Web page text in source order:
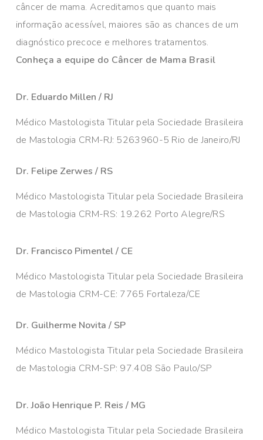
câncer de mama. Acreditamos que quanto mais
informação acessível, maiores são as chances de um
diagnóstico precoce e melhores tratamentos.
Conheça a equipe do Câncer de Mama Brasil
Dr. Eduardo Millen / RJ
Médico Mastologista Titular pela Sociedade Brasileira
de Mastologia CRM-RJ: 5263960-5 Rio de Janeiro/RJ
Dr. Felipe Zerwes / RS
Médico Mastologista Titular pela Sociedade Brasileira
de Mastologia CRM-RS: 19.262 Porto Alegre/RS
Dr. Francisco Pimentel / CE
Médico Mastologista Titular pela Sociedade Brasileira
de Mastologia CRM-CE: 7765 Fortaleza/CE
Dr. Guilherme Novita / SP
Médico Mastologista Titular pela Sociedade Brasileira
de Mastologia CRM-SP: 97.408 São Paulo/SP
Dr. João Henrique P. Reis / MG
Médico Mastologista Titular pela Sociedade Brasileira